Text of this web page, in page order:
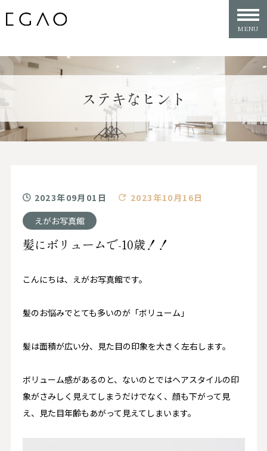
ステキなヒント
2023年09月01日
2023年10月16日
えがお写真館
髪にボリュームで-10歳！！
こんにちは、えがお写真館です。
髪のお悩みでとても多いのが「ボリューム」
髪は面積が広い分、見た目の印象を大きく左右します。
ボリューム感があるのと、ないのとではヘアスタイルの印
象がさみしく見えてしまうだけでなく、顔も下がって見
え、見た目年齢もあがって見えてしまいます。